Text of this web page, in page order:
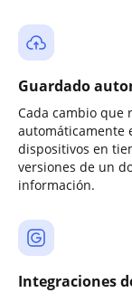
Guardado
Cada cambio que
automáticamente
dispositivos en
versiones de un
información.
Integraciones